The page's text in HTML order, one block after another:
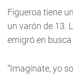
Figueroa tiene
un varón de 13.
emigró en
“Imagínate, yo